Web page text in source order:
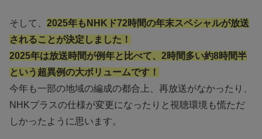
そして、 2025年もNHKド72時間の年末スペシャルが放送
されることが決定しました！
2025年は放送時間が例年と比べて、2時間多い約8時間半
という超異例の大ボリュームです！
今年も一部の地域の編成の都合上、再放送がなかったり、
NHKプラスの仕様が変更になったりと視聴環境も慌ただ
しかったように思います。